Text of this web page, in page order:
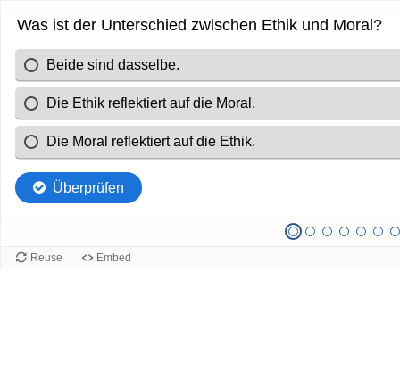
Was ist der Unterschied zwischen Ethik und Moral?
Beide sind dasselbe.
Die Ethik reflektiert auf die Moral.
Die Moral reflektiert auf die Ethik.
Überprüfen
Reuse Embed